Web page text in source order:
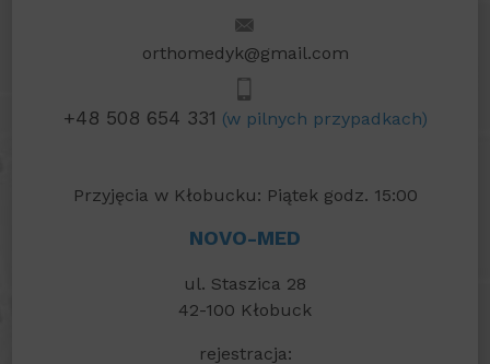
orthomedyk@gmail.com
+48 508 654 331 (w pilnych przypadkach)
Przyjęcia w Kłobucku: Piątek godz. 15:00
NOVO-MED
ul. Staszica 28
42-100 Kłobuck
rejestracja: